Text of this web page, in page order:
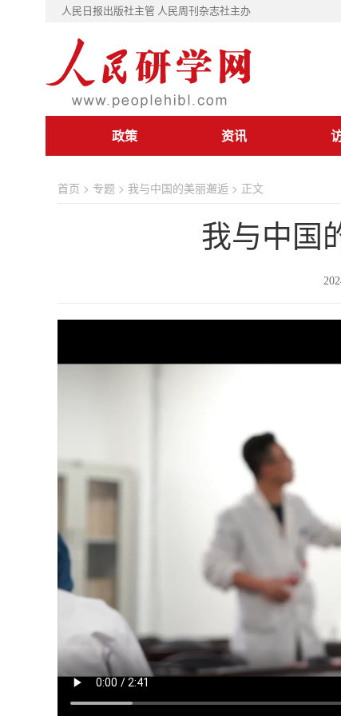
人民日报出版社主管 人民周刊杂志社主办
政策 资讯
首页 > 专题 > 我与中国的美丽邂逅 > 正文
我与中国